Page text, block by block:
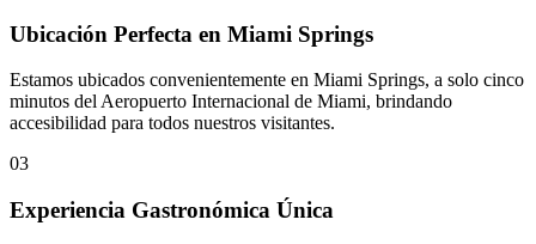
Ubicación Perfecta en Miami Springs
Estamos ubicados convenientemente en Miami Springs, a solo cinco
minutos del Aeropuerto Internacional de Miami, brindando
accesibilidad para todos nuestros visitantes.
03
Experiencia Gastronómica Única